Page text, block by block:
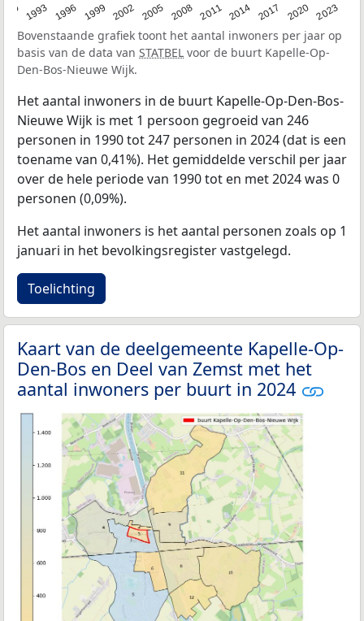
1993 1996 1999 2002 2005 2008 2011 2014 2017 2020 2023
Bovenstaande grafiek toont het aantal inwoners per jaar op
basis van de data van STATBEL voor de buurt Kapelle-Op-
Den-Bos-Nieuwe Wijk.
Het aantal inwoners in de buurt Kapelle-Op-Den-Bos-
Nieuwe Wijk is met 1 persoon gegroeid van 246
personen in 1990 tot 247 personen in 2024 (dat is een
toename van 0,41%). Het gemiddelde verschil per jaar
over de hele periode van 1990 tot en met 2024 was 0
personen (0,09%).
Het aantal inwoners is het aantal personen zoals op 1
januari in het bevolkingsregister vastgelegd.
Toelichting
Kaart van de deelgemeente Kapelle-Op-
Den-Bos en Deel van Zemst met het
aantal inwoners per buurt in 2024